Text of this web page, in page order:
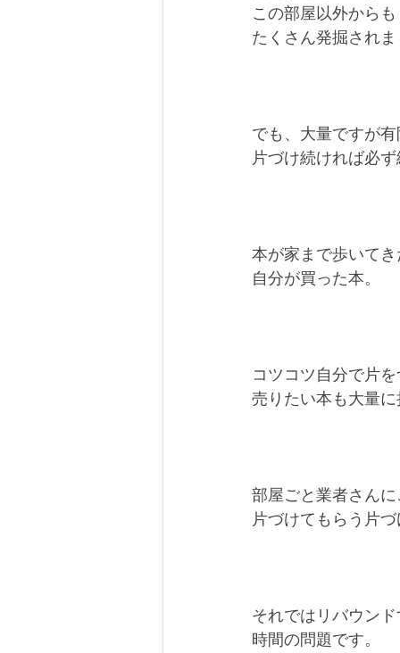
この部屋以外からも
たくさん発掘され
でも、大量ですが
片づけ続ければ必
本が家まで歩いて
自分が買った本。
コツコツ自分で片
売りたい本も大量
部屋ごと業者さん
片づけてもらう片
それではリバウン
時間の問題です。